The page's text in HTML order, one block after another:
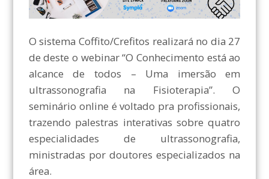
O sistema Coffito/Crefitos realizará no dia 27
de deste o webinar “O Conhecimento está ao
alcance de todos – Uma imersão em
ultrassonografia na Fisioterapia”. O
seminário online é voltado pra profissionais,
trazendo palestras interativas sobre quatro
especialidades de ultrassonografia,
ministradas por doutores especializados na
área.